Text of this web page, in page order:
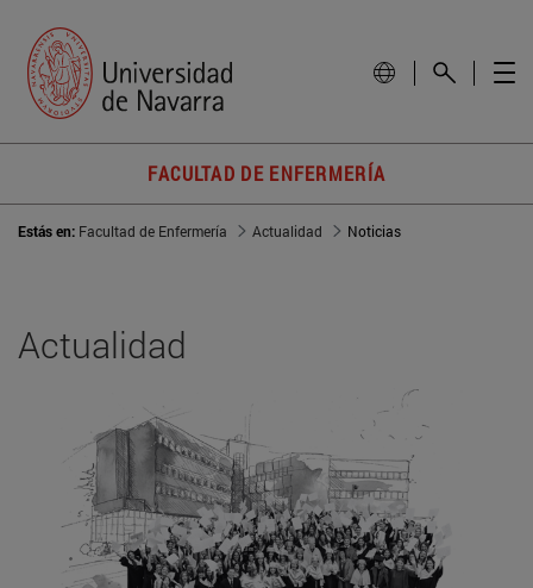
FACULTAD DE ENFERMERÍA
Estás en: Facultad de Enfermería Actualidad Noticias
Actualidad